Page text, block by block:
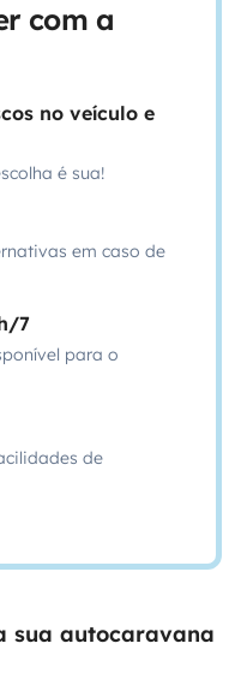
com a
no veículo e
é sua!
em caso de
7
para o
de
sua autocaravana